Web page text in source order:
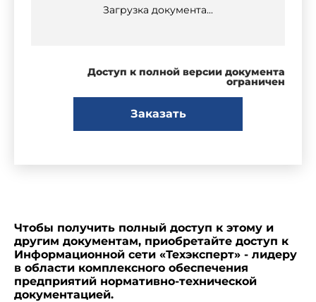
Загрузка документа...
Доступ к полной версии документа
ограничен
Заказать
Чтобы получить полный доступ к этому и
другим документам, приобретайте доступ к
Информационной сети «Техэксперт» - лидеру
в области комплексного обеспечения
предприятий нормативно-технической
документацией.